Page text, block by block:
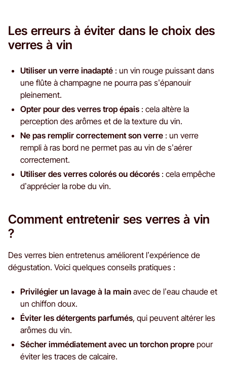
Les erreurs à éviter dans le choix des
verres à vin
Utiliser un verre inadapté : un vin rouge puissant dans
une flûte à champagne ne pourra pas s’épanouir
pleinement.
Opter pour des verres trop épais : cela altère la
perception des arômes et de la texture du vin.
Ne pas remplir correctement son verre : un verre
rempli à ras bord ne permet pas au vin de s’aérer
correctement.
Utiliser des verres colorés ou décorés : cela empêche
d’apprécier la robe du vin.
Comment entretenir ses verres à vin
?
Des verres bien entretenus améliorent l’expérience de
dégustation. Voici quelques conseils pratiques :
Privilégier un lavage à la main avec de l’eau chaude et
un chiffon doux.
Éviter les détergents parfumés, qui peuvent altérer les
arômes du vin.
Sécher immédiatement avec un torchon propre pour
éviter les traces de calcaire.